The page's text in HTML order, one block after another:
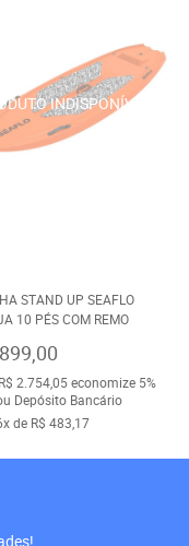
STAND UP SEAFLO
10 PÉS COM REMO
R$ 2.754,05economize 5%
Depósito Bancário
de R$ 483,17